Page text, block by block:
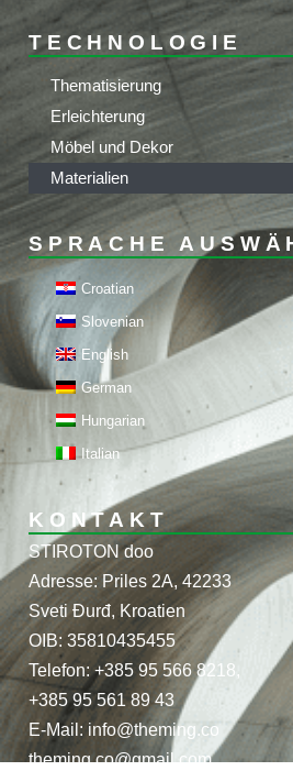
TECHNOLOGIE
Thematisierung
Erleichterung
Möbel und Dekor
Materialien
SPRACHE
Croatian
Slovenian
English
German
Hungarian
Italian
KONTAKT
STIROTON doo
Adresse: Priles 2A, 42233
Sveti Đurđ, Kroatien
OIB: 35810435455
Telefon: +385 95 566 8218,
+385 95 561 89 43
E-Mail: info@theming.co
theming.co@gmail.com